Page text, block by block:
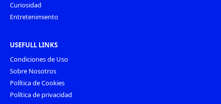
Curiosidad
Entretenimiento
USEFULL LINKS
Condiciones de Uso
Sobre Nosotros
Política de Cookies
Política de privacidad